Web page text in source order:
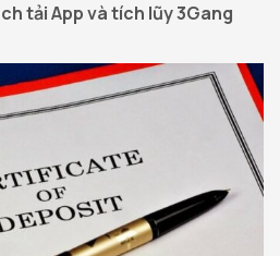
tải App và tích lũy 3Gang